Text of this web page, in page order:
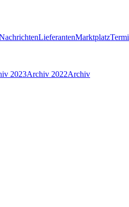
LieferantenMarktplatz
2023Archiv 2022Archiv